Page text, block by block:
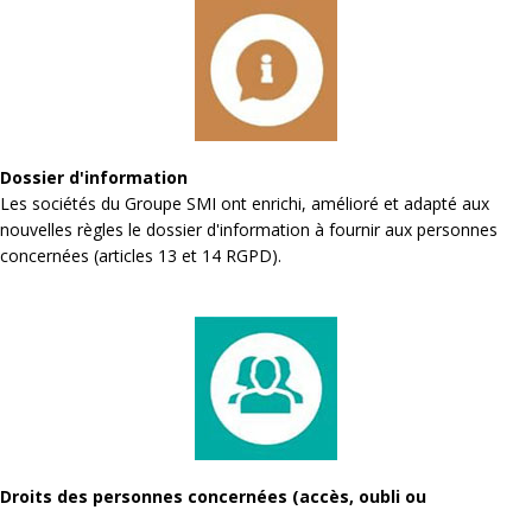
Dossier d'information
Les sociétés du Groupe SMI ont enrichi, amélioré et adapté aux
nouvelles règles le dossier d'information à fournir aux personnes
concernées (articles 13 et 14 RGPD).
Droits des personnes concernées (accès, oubli ou